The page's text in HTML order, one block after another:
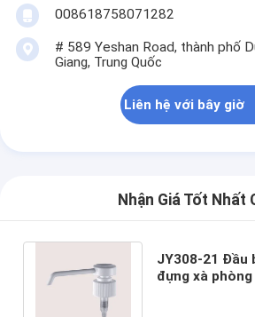
008618758071282
# 589 Yeshan Road, thành phố
Giang, Trung Quốc
Liên hệ với bây giờ
Nhận Giá Tốt Nhất
JY308-21 Đầu
đựng xà